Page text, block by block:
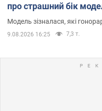
про страшний бік
Модель зізналася, які
9.08.2026 16:25 7,3 т.